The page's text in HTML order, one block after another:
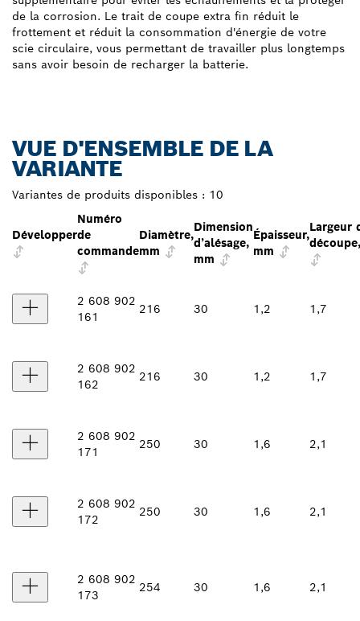
de la corrosion. Le trait de coupe extra fin réduit le
frottement et réduit la consommation d'énergie de votre
scie circulaire, vous permettant de travailler plus longtemps
sans avoir besoin de recharger la batterie.
VUE D'ENSEMBLE DE LA
VARIANTE
Variantes de produits disponibles : 10
Développer
Numéro
de
commande
Diamètre,
mm
Dimension
d’alésage,
mm
Épaisseur,
mm
Largeur
2 608 902
161
216 30 1,2 1,7
2 608 902
162
216 30 1,2 1,7
2 608 902
171
250 30 1,6 2,1
2 608 902
172
250 30 1,6 2,1
2 608 902
173
254 30 1,6 2,1